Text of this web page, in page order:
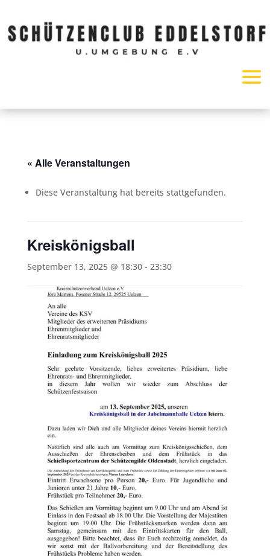
« Alle Veranstaltungen
Diese Veranstaltung hat bereits stattgefunden.
Kreiskönigsball
September 13, 2025 @ 18:30- 23:30